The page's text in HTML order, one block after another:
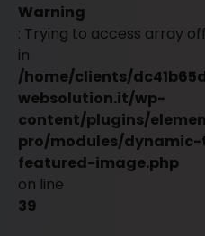
Warning
: Trying to access array
in
/home/clients/
websolution.it/wp-
content/plugins/
pro/modules/
featured-image.php
on line
39